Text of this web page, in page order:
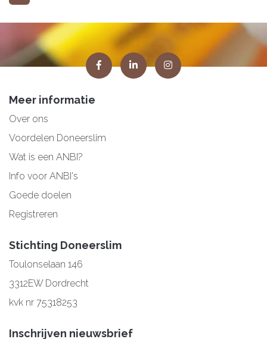
Meer informatie
Over ons
Voordelen Doneerslim
Wat is een ANBI?
Info voor ANBI's
Goede doelen
Registreren
Stichting Doneerslim
Toulonselaan 146
3312EW Dordrecht
kvk nr 75318253
Inschrijven nieuwsbrief